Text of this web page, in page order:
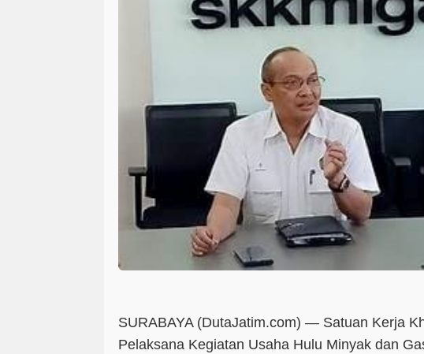
SURABAYA (DutaJatim.com) — Satuan Kerja
Pelaksana Kegiatan Usaha Hulu Minyak dan